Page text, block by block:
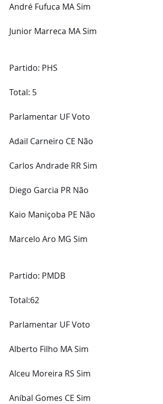
André Fufuca MA Sim
Junior Marreca MA Sim
Partido: PHS
Total: 5
Parlamentar UF Voto
Adail Carneiro CE Não
Carlos Andrade RR Sim
Diego Garcia PR Não
Kaio Maniçoba PE Não
Marcelo Aro MG Sim
Partido: PMDB
Total:62
Parlamentar UF Voto
Alberto Filho MA Sim
Alceu Moreira RS Sim
Aníbal Gomes CE Sim